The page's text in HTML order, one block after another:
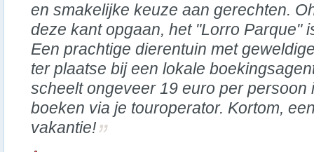
en smakelijke keuze aan gerechten.
deze kant opgaan, het "Lorro Parque"
Een prachtige dierentuin met
ter plaatse bij een lokale
scheelt ongeveer 19 euro per persoon
boeken via je touroperator. Kortom,
vakantie!